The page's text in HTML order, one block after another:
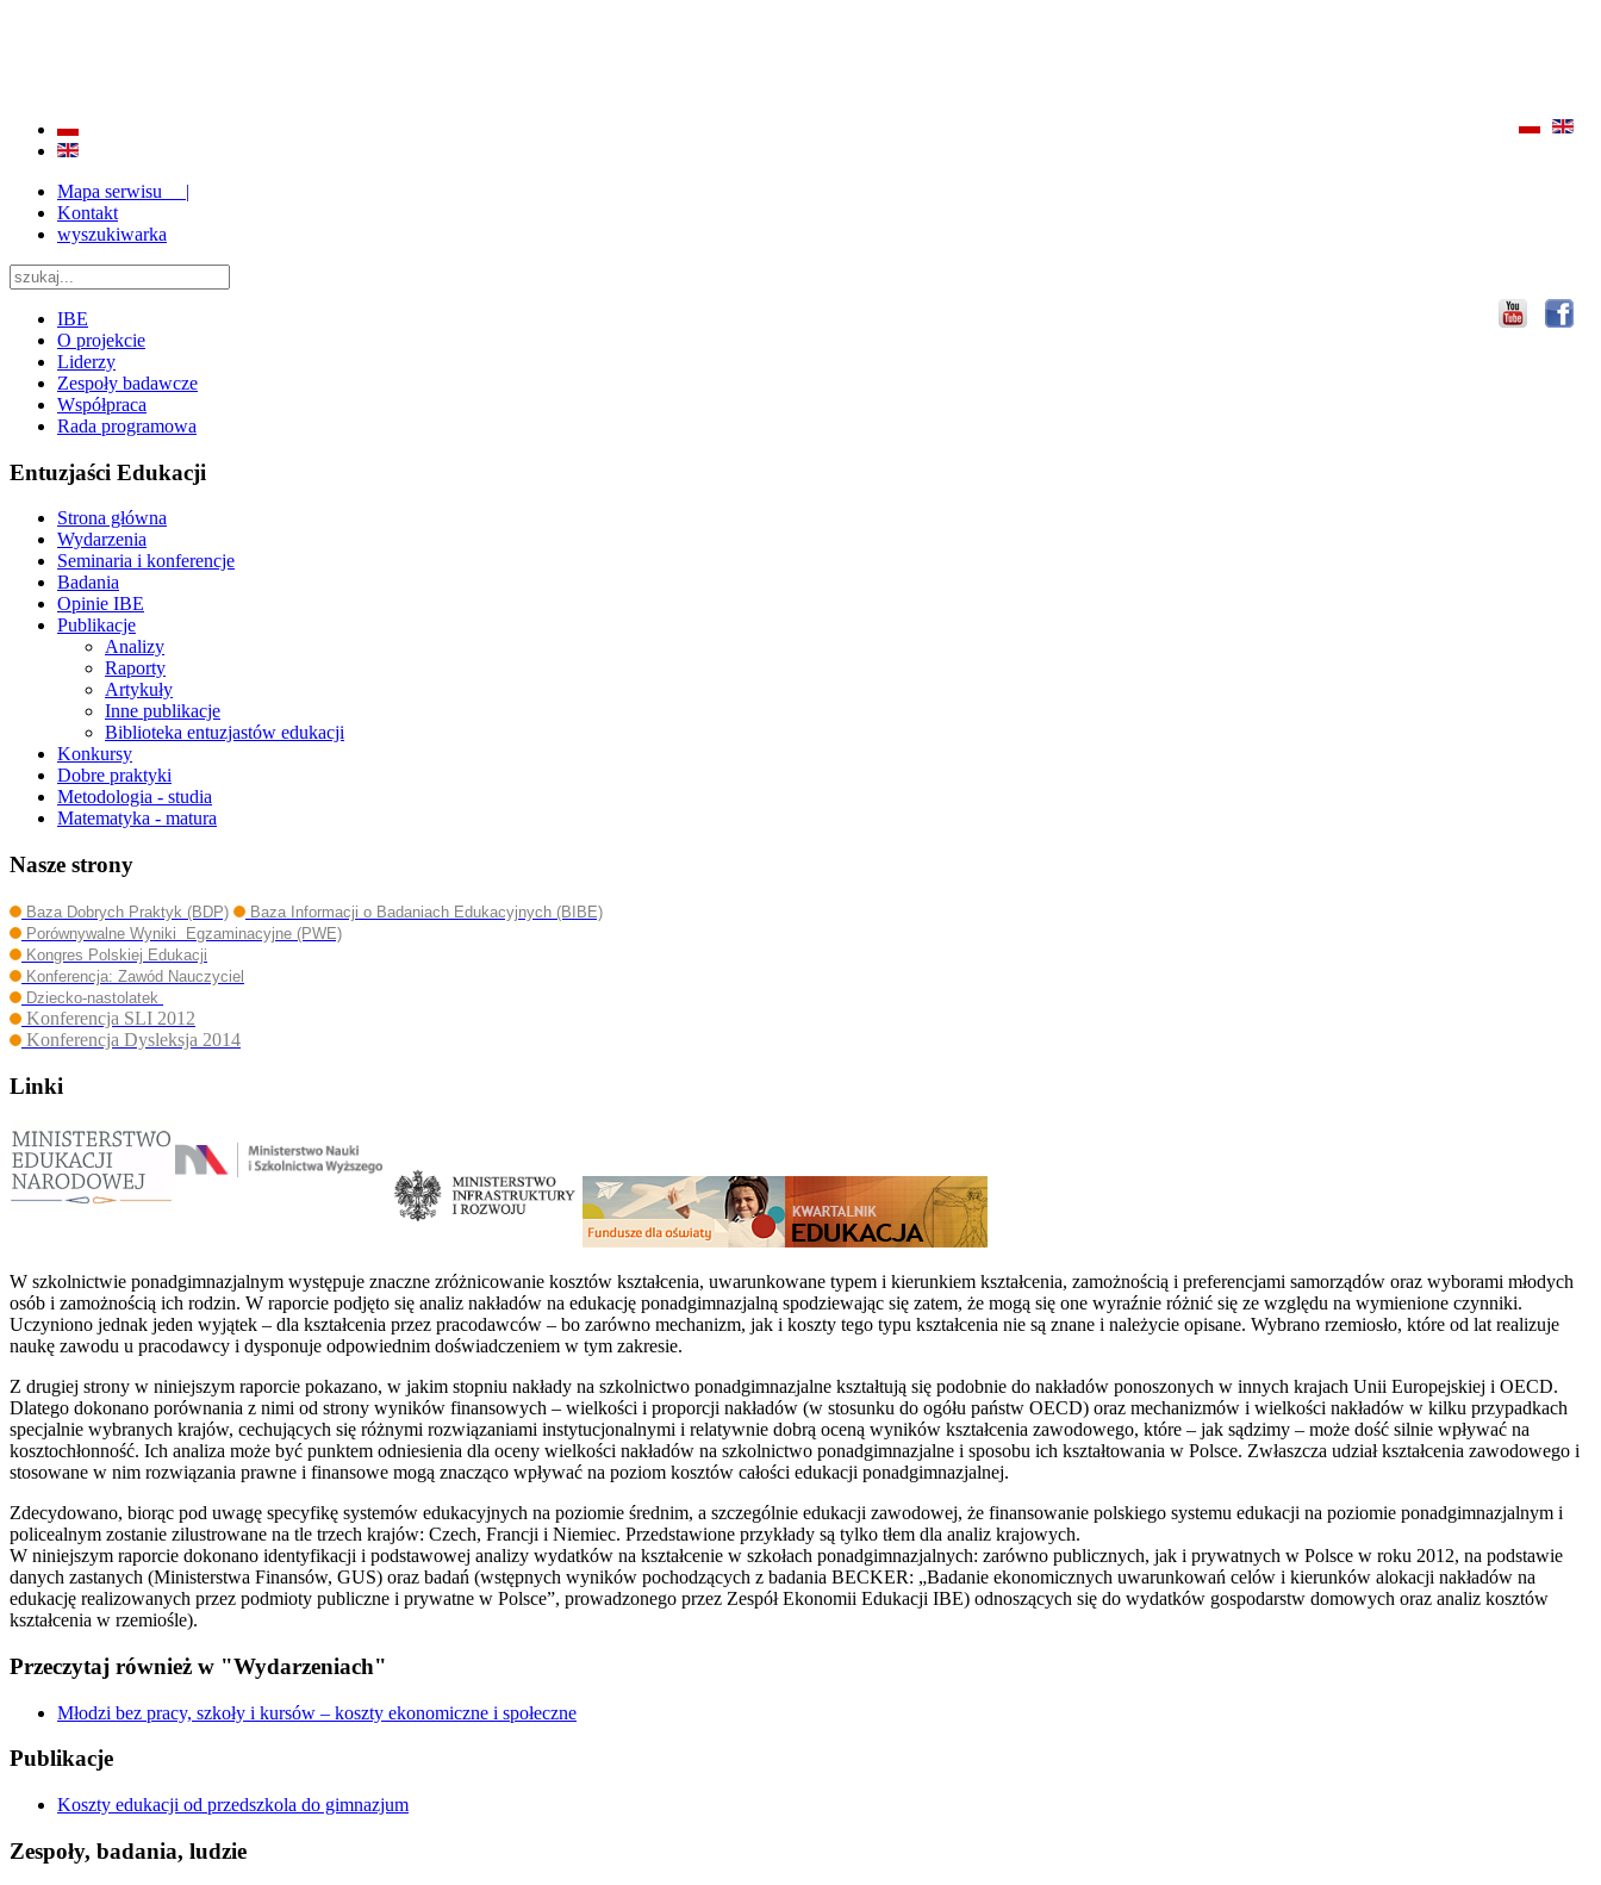
Mapa serwisu |
Kontakt
wyszukiwarka
IBE
O projekcie
Liderzy
Zespoły badawcze
Współpraca
Rada programowa
Entuzjaści Edukacji
Strona główna
Wydarzenia
Seminaria i konferencje
Badania
Opinie IBE
Publikacje
Analizy
Raporty
Artykuły
Inne publikacje
Biblioteka entuzjastów edukacji
Konkursy
Dobre praktyki
Metodologia - studia
Matematyka - matura
Nasze strony
Baza Dobrych Praktyk (BDP)
Baza Informacji o Badaniach Edukacyjnych (BIBE)
Porównywalne Wyniki Egzaminacyjne (PWE)
Kongres Polskiej Edukacji
Konferencja: Zawód Nauczyciel
Dziecko-nastolatek
Konferencja SLI 2012
Konferencja Dysleksja 2014
Linki
W szkolnictwie ponadgimnazjalnym występuje znaczne zróżnicowanie kosztów kształcenia, uwarunkowane typem i kierunkiem kształcenia, zamożnością i preferencjami samorządów oraz wyborami młodych
osób i zamożnością ich rodzin. W raporcie podjęto się analiz nakładów na edukację ponadgimnazjalną spodziewając się zatem, że mogą się one wyraźnie różnić się ze względu na wymienione czynniki.
Uczyniono jednak jeden wyjątek – dla kształcenia przez pracodawców – bo zarówno mechanizm, jak i koszty tego typu kształcenia nie są znane i należycie opisane. Wybrano rzemiosło, które od lat realizuje
naukę zawodu u pracodawcy i dysponuje odpowiednim doświadczeniem w tym zakresie.
Z drugiej strony w niniejszym raporcie pokazano, w jakim stopniu nakłady na szkolnictwo ponadgimnazjalne kształtują się podobnie do nakładów ponoszonych w innych krajach Unii Europejskiej i OECD.
Dlatego dokonano porównania z nimi od strony wyników finansowych – wielkości i proporcji nakładów (w stosunku do ogółu państw OECD) oraz mechanizmów i wielkości nakładów w kilku przypadkach
specjalnie wybranych krajów, cechujących się różnymi rozwiązaniami instytucjonalnymi i relatywnie dobrą oceną wyników kształcenia zawodowego, które – jak sądzimy – może dość silnie wpływać na
kosztochłonność. Ich analiza może być punktem odniesienia dla oceny wielkości nakładów na szkolnictwo ponadgimnazjalne i sposobu ich kształtowania w Polsce. Zwłaszcza udział kształcenia zawodowego i
stosowane w nim rozwiązania prawne i finansowe mogą znacząco wpływać na poziom kosztów całości edukacji ponadgimnazjalnej.
Zdecydowano, biorąc pod uwagę specyfikę systemów edukacyjnych na poziomie średnim, a szczególnie edukacji zawodowej, że finansowanie polskiego systemu edukacji na poziomie ponadgimnazjalnym i
policealnym zostanie zilustrowane na tle trzech krajów: Czech, Francji i Niemiec. Przedstawione przykłady są tylko tłem dla analiz krajowych.
W niniejszym raporcie dokonano identyfikacji i podstawowej analizy wydatków na kształcenie w szkołach ponadgimnazjalnych: zarówno publicznych, jak i prywatnych w Polsce w roku 2012, na podstawie
danych zastanych (Ministerstwa Finansów, GUS) oraz badań (wstępnych wyników pochodzących z badania BECKER: „Badanie ekonomicznych uwarunkowań celów i kierunków alokacji nakładów na
edukację realizowanych przez podmioty publiczne i prywatne w Polsce”, prowadzonego przez Zespół Ekonomii Edukacji IBE) odnoszących się do wydatków gospodarstw domowych oraz analiz kosztów
kształcenia w rzemiośle).
Przeczytaj również w "Wydarzeniach"
Młodzi bez pracy, szkoły i kursów – koszty ekonomiczne i społeczne
Publikacje
Koszty edukacji od przedszkola do gimnazjum
Zespoły, badania, ludzie